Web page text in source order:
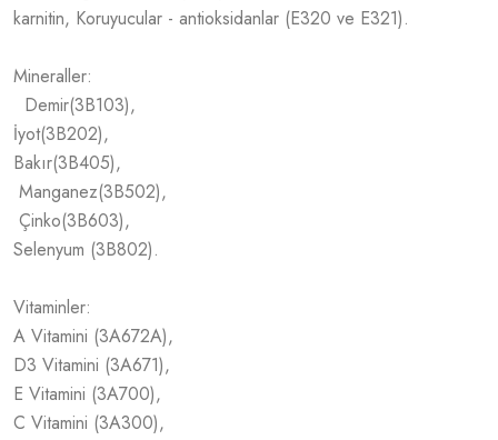
karnitin, Koruyucular - antioksidanlar (E320 ve E321).
Mineraller:
Demir(3B103),
İyot(3B202),
Bakır(3B405),
Manganez(3B502),
Çinko(3B603),
Selenyum (3B802).
Vitaminler:
A Vitamini (3A672A),
D3 Vitamini (3A671),
E Vitamini (3A700),
C Vitamini (3A300),